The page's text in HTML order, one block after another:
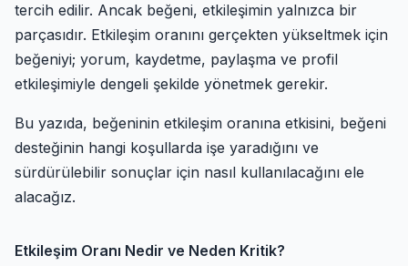
tercih edilir. Ancak beğeni, etkileşimin yalnızca bir
parçasıdır. Etkileşim oranını gerçekten yükseltmek için
beğeniyi; yorum, kaydetme, paylaşma ve profil
etkileşimiyle dengeli şekilde yönetmek gerekir.
Bu yazıda, beğeninin etkileşim oranına etkisini, beğeni
desteğinin hangi koşullarda işe yaradığını ve
sürdürülebilir sonuçlar için nasıl kullanılacağını ele
alacağız.
Etkileşim Oranı Nedir ve Neden Kritik?